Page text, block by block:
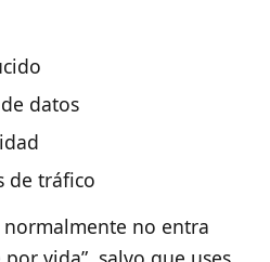
datos
de tráfico
no entra